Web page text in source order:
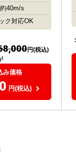
40m/s
ク対応OK
円(税込)
み価格
円(税込)